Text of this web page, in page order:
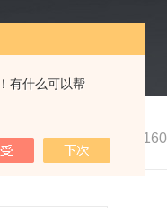
有什么可以帮
燃气体检测仪> XP-